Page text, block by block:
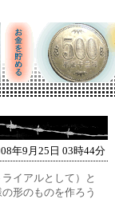
年9月25日 03時44分
イアルとして）と
形のものを作ろう